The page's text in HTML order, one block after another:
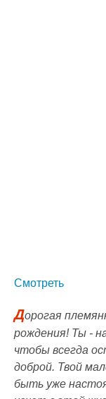
Смотреть
Дорогая
рождения! Ты -
чтобы всегда
доброй. Твой
быть уже